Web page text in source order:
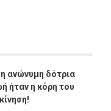
ανώνυμη δότρια
ήταν η κόρη του